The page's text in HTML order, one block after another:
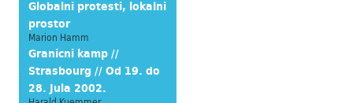
Globalni protesti, lokalni
prostor
Marion Hamm
Granicni kamp //
Strasbourg // Od 19. do
28. Jula 2002.